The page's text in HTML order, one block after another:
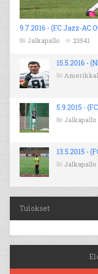
9.7.2016 - (FC Jazz-AC
Jalkapallo 23541
15.5.2016 -
5.9.2015 -
Jalkapallo
13.5.2015 -
Jalkapallo
Tulokset